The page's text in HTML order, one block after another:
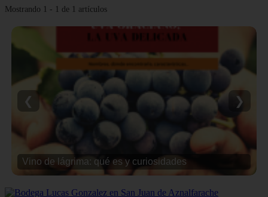
Mostrando 1 - 1 de 1 artículos
Vino de lágrima: qué es y curiosidades
❮ ❯